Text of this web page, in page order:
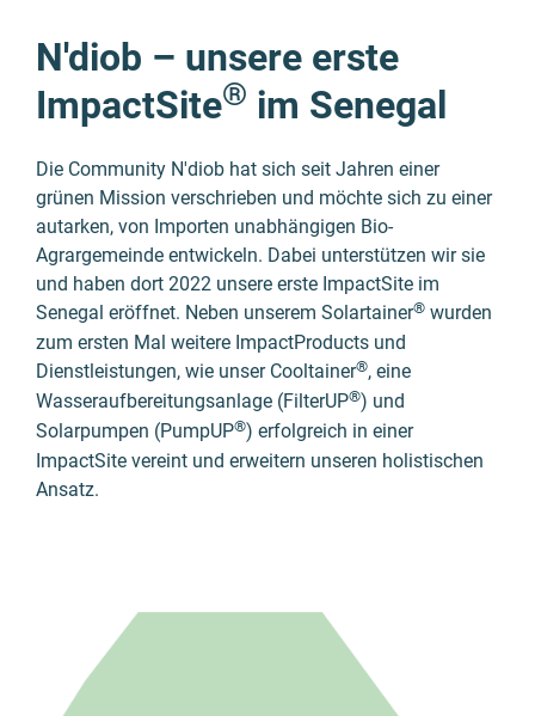
N'diob – unsere erste
ImpactSite® im Senegal
Die Community N'diob hat sich seit Jahren einer
grünen Mission verschrieben und möchte sich zu einer
autarken, von Importen unabhängigen Bio-
Agrargemeinde entwickeln. Dabei unterstützen wir sie
und haben dort 2022 unsere erste ImpactSite im
Senegal eröffnet. Neben unserem Solartainer® wurden
zum ersten Mal weitere ImpactProducts und
Dienstleistungen, wie unser Cooltainer®, eine
Wasserauf­­­bereitungsanlage (FilterUP®) und
Solarpumpen (PumpUP®) erfolgreich in einer
ImpactSite vereint und erweitern unseren holistischen
Ansatz.